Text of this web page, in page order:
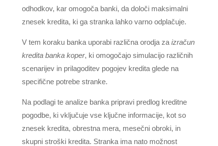
odhodkov, kar omogoča banki, da določi maksimalni
znesek kredita, ki ga stranka lahko varno odplačuje.
V tem koraku banka uporabi različna orodja za izračun
kredita banka koper, ki omogočajo simulacijo različnih
scenarijev in prilagoditev pogojev kredita glede na
specifične potrebe stranke.
Na podlagi te analize banka pripravi predlog kreditne
pogodbe, ki vključuje vse ključne informacije, kot so
znesek kredita, obrestna mera, mesečni obroki, in
skupni stroški kredita. Stranka ima nato možnost